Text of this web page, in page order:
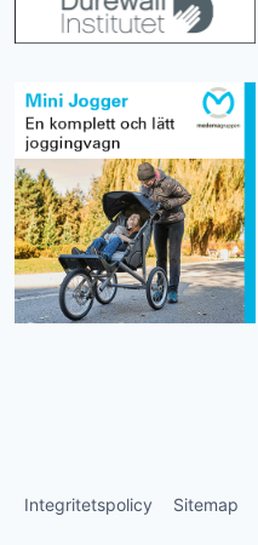
Integritetspolicy Sitemap